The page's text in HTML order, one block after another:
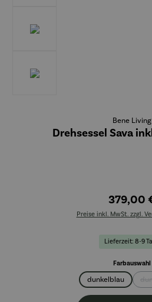
Bene Living
Drehsessel Sava
379,00
Preise inkl. MwSt. zzgl.
Lieferzeit: 8-9
Farbauswahl
dunkelblau